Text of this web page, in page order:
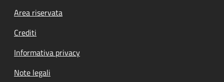
Footer menu
Area riservata
Crediti
Informativa privacy
Note legali